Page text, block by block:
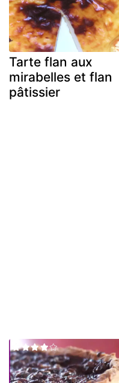
Tarte flan aux
mirabelles et flan
pâtissier